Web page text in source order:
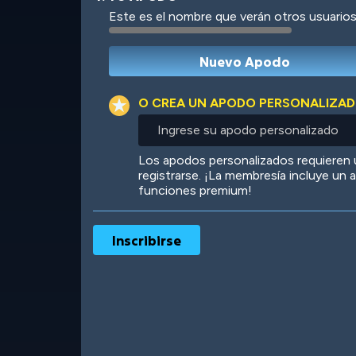
Robotic International
Starlight
Este es el nombre que verán otros
O CREA UN APODO
personalizado
Los apodos personalizados requieren
registrarse. ¡La membresía incluye
funciones premium!